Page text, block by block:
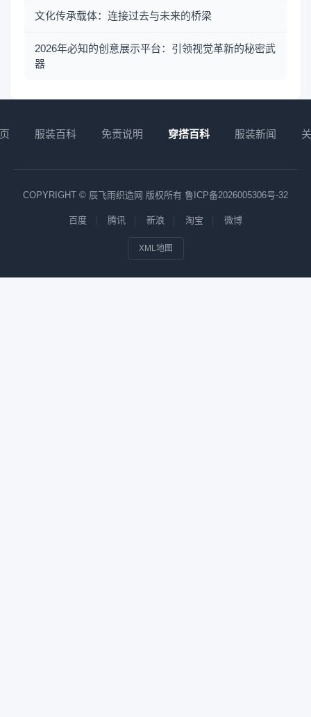
文化传承载体：连接过去与未来的桥梁
2026年必知的创意展示平台：引领视觉革新的秘密武
器
服装百科 免责说明 穿搭百科 服装新闻
COPYRIGHT © 辰飞雨织造网 版权所有 鲁ICP备2026005306号-32
百度 腾讯 新浪 淘宝 微博
XML地图